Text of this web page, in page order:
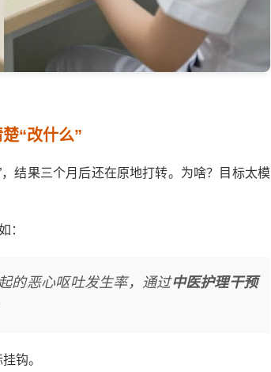
“改什么”
结果三个月后还在原地打转。为啥？目标太模
：
的恶心呕吐发生率，通过中医护理干预
钩。